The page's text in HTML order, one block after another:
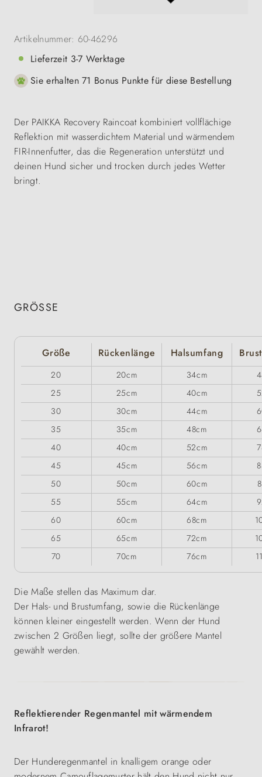
Artikelnummer: 60-46296
Lieferzeit 3-7 Werktage
Sie erhalten 71 Bonus Punkte für diese Bestellung
Der PAIKKA Recovery Raincoat kombiniert vollflächige
Reflektion mit wasserdichtem Material und wärmendem
FIR-Innenfutter, das die Regeneration unterstützt und
deinen Hund sicher und trocken durch jedes Wetter
bringt.
GRÖSSE
Größe Rückenlänge Halsumfang
20 20cm 34cm
25
25cm 40cm
30
30cm 44cm
35
35cm 48cm
40
40cm 52cm
45
45cm 56cm
50
50cm 60cm
55
55cm 64cm
60
60cm 68cm
65
65cm 72cm
70
70cm 76cm
Die Maße stellen das Maximum dar.
Der Hals- und Brustumfang, sowie die Rückenlänge
können kleiner eingestellt werden. Wenn der Hund
zwischen 2 Größen liegt, sollte der größere Mantel
gewählt werden.
Reflektierender Regenmantel mit wärmendem
Infrarot!
Der Hunderegenmantel in knalligem orange oder